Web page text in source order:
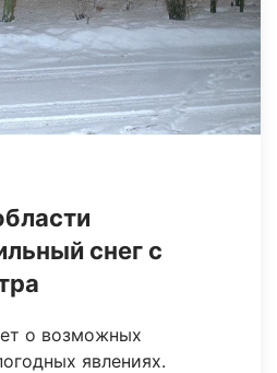
снег с
о возможных
явлениях.